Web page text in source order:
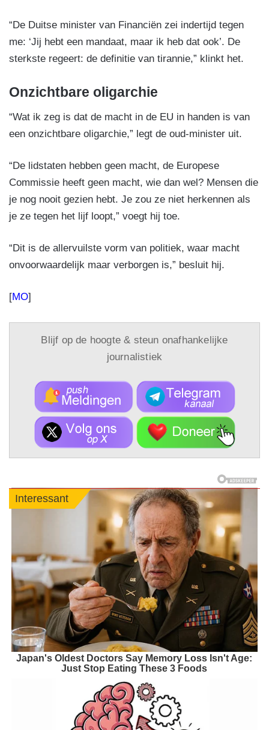
“De Duitse minister van Financiën zei indertijd tegen
me: ‘Jij hebt een mandaat, maar ik heb dat ook’. De
sterkste regeert: de definitie van tirannie,” klinkt het.
Onzichtbare oligarchie
“Wat ik zeg is dat de macht in de EU in handen is van
een onzichtbare oligarchie,” legt de oud-minister uit.
“De lidstaten hebben geen macht, de Europese
Commissie heeft geen macht, wie dan wel? Mensen die
je nog nooit gezien hebt. Je zou ze niet herkennen als
je ze tegen het lijf loopt,” voegt hij toe.
“Dit is de allervuilste vorm van politiek, waar macht
onvoorwaardelijk maar verborgen is,” besluit hij.
[MO]
Blijf op de hoogte & steun onafhankelijke
journalistiek
Interessant
Japan's Oldest Doctors Say Memory Loss Isn't Age:
Just Stop Eating These 3 Foods